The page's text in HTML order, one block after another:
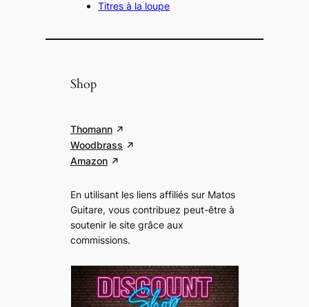
Titres à la loupe
Shop
Thomann
Woodbrass
Amazon
En utilisant les liens affiliés sur Matos
Guitare, vous contribuez peut-être à
soutenir le site grâce aux
commissions.